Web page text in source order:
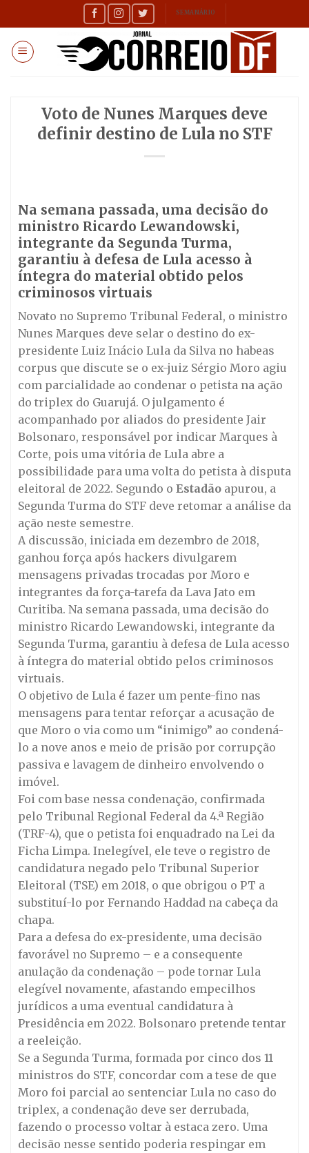
to
content
SEMANÁRIO
Voto de Nunes Marques deve
definir destino de Lula no STF
Na semana passada, uma decisão do
ministro Ricardo Lewandowski,
integrante da Segunda Turma,
garantiu à defesa de Lula acesso à
íntegra do material obtido pelos
criminosos virtuais
Novato no Supremo Tribunal Federal, o ministro
Nunes Marques deve selar o destino do ex-
presidente Luiz Inácio Lula da Silva no habeas
corpus que discute se o ex-juiz Sérgio Moro agiu
com parcialidade ao condenar o petista na ação
do triplex do Guarujá. O julgamento é
acompanhado por aliados do presidente Jair
Bolsonaro, responsável por indicar Marques à
Corte, pois uma vitória de Lula abre a
possibilidade para uma volta do petista à disputa
eleitoral de 2022. Segundo o Estadão apurou, a
Segunda Turma do STF deve retomar a análise da
ação neste semestre.
A discussão, iniciada em dezembro de 2018,
ganhou força após hackers divulgarem
mensagens privadas trocadas por Moro e
integrantes da força-tarefa da Lava Jato em
Curitiba. Na semana passada, uma decisão do
ministro Ricardo Lewandowski, integrante da
Segunda Turma, garantiu à defesa de Lula acesso
à íntegra do material obtido pelos criminosos
virtuais.
O objetivo de Lula é fazer um pente-fino nas
mensagens para tentar reforçar a acusação de
que Moro o via como um “inimigo” ao condená-
lo a nove anos e meio de prisão por corrupção
passiva e lavagem de dinheiro envolvendo o
imóvel.
Foi com base nessa condenação, confirmada
pelo Tribunal Regional Federal da 4.ª Região
(TRF-4), que o petista foi enquadrado na Lei da
Ficha Limpa. Inelegível, ele teve o registro de
candidatura negado pelo Tribunal Superior
Eleitoral (TSE) em 2018, o que obrigou o PT a
substituí-lo por Fernando Haddad na cabeça da
chapa.
Para a defesa do ex-presidente, uma decisão
favorável no Supremo – e a consequente
anulação da condenação – pode tornar Lula
elegível novamente, afastando empecilhos
jurídicos a uma eventual candidatura à
Presidência em 2022. Bolsonaro pretende tentar
a reeleição.
Se a Segunda Turma, formada por cinco dos 11
ministros do STF, concordar com a tese de que
Moro foi parcial ao sentenciar Lula no caso do
triplex, a condenação deve ser derrubada,
fazendo o processo voltar à estaca zero. Uma
decisão nesse sentido poderia respingar em